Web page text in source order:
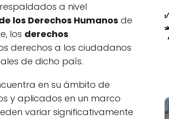
a nivel
los Derechos Humanos de
los derechos
derechos a los ciudadanos
de dicho país.
en su ámbito de
y aplicados en un marco
variar significativamente